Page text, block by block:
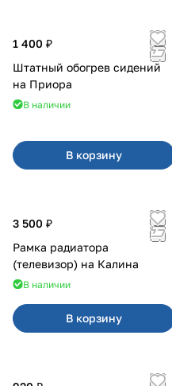
1 400 ₽
Штатный обогрев сидений
на Приора
В наличии
В корзину
3 500 ₽
Рамка радиатора
(телевизор) на Калина
В наличии
В корзину